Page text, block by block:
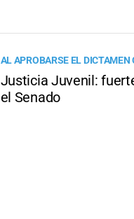
AL APROBARSE EL
Justicia Juvenil:
el Senado